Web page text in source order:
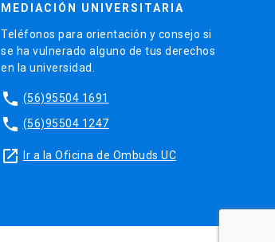
MEDIACIÓN UNIVERSITARIA
Teléfonos para orientación y consejo si
se ha vulnerado alguno de tus derechos
en la universidad.
phone (56)95504 1691
phone (56)95504 1247
launch Ir a la Oficina de Ombuds UC